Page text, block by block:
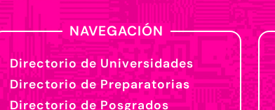
NAVEGACIÓN
Directorio de Universidades
Directorio de Preparatorias
Directorio de Posgrados